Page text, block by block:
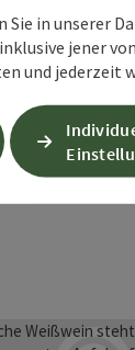
merken: Biohof
in unserer
jener
und jederzeit